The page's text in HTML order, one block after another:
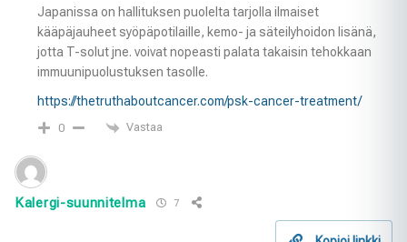
Japanissa on hallituksen puolelta tarjolla ilmaiset
kääpäjauheet syöpäpotilaille, kemo- ja säteilyhoidon lisänä,
jotta T-solut jne. voivat nopeasti palata takaisin tehokkaan
immuunipuolustuksen tasolle.
https://thetruthaboutcancer.com/psk-cancer-treatment/
0 Vastaa
Kalergi-suunnitelma 7